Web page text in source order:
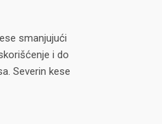
smanjujući
i do
Severin kese